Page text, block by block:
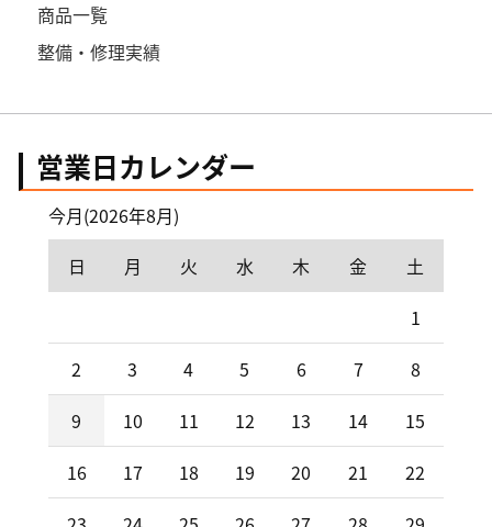
商品一覧
整備・修理実績
営業日カレンダー
今月(2026年8月)
日
月 火 水 木 金
土
1
2
3 4 5 6 7
8
9
10 11 12 13 14
15
16
17 18 19 20 21
22